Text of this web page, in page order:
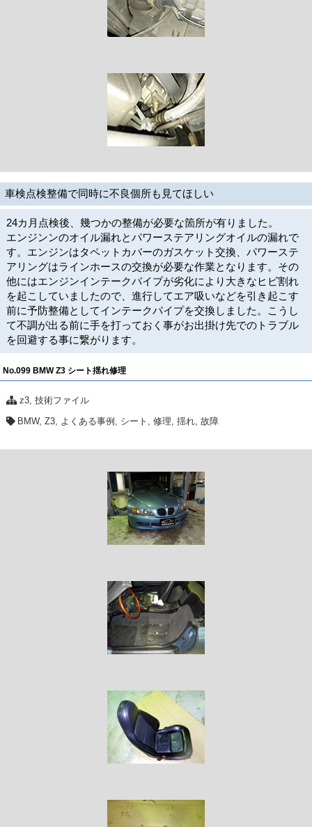
車検点検整備で同時に不良個所も見てほしい
24カ月点検後、幾つかの整備が必要な箇所が有りました。
エンジンンのオイル漏れとパワーステアリングオイルの漏れで
す。エンジンはタペットカバーのガスケット交換、パワーステ
アリングはラインホースの交換が必要な作業となります。その
他にはエンジンインテークパイプが劣化により大きなヒビ割れ
を起こしていましたので、進行してエア吸いなどを引き起こす
前に予防整備としてインテークパイプを交換しました。こうし
て不調が出る前に手を打っておく事がお出掛け先でのトラブル
を回避する事に繋がります。
No.099 BMW Z3 シート揺れ修理
z3,技術ファイル
BMW,Z3 よくある事例 シート ,修理 ,揺れ ,故障